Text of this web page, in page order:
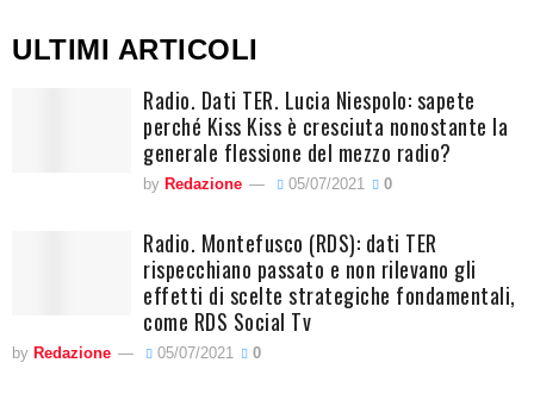
ULTIMI ARTICOLI
Radio. Dati TER. Lucia Niespolo: sapete
perché Kiss Kiss è cresciuta nonostante la
generale flessione del mezzo radio?
by Redazione 05/07/2021 0
Radio. Montefusco (RDS): dati TER
rispecchiano passato e non rilevano gli
effetti di scelte strategiche fondamentali,
come RDS Social Tv
by Redazione 05/07/2021 0